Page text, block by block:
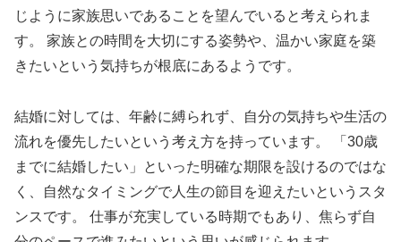
じように家族思いであることを望んでいると考えられま
す。 家族との時間を大切にする姿勢や、温かい家庭を築
きたいという気持ちが根底にあるようです。
結婚に対しては、年齢に縛られず、自分の気持ちや生活の
流れを優先したいという考え方を持っています。 「30歳
までに結婚したい」といった明確な期限を設けるのではな
く、自然なタイミングで人生の節目を迎えたいというスタ
ンスです。 仕事が充実している時期でもあり、焦らず自